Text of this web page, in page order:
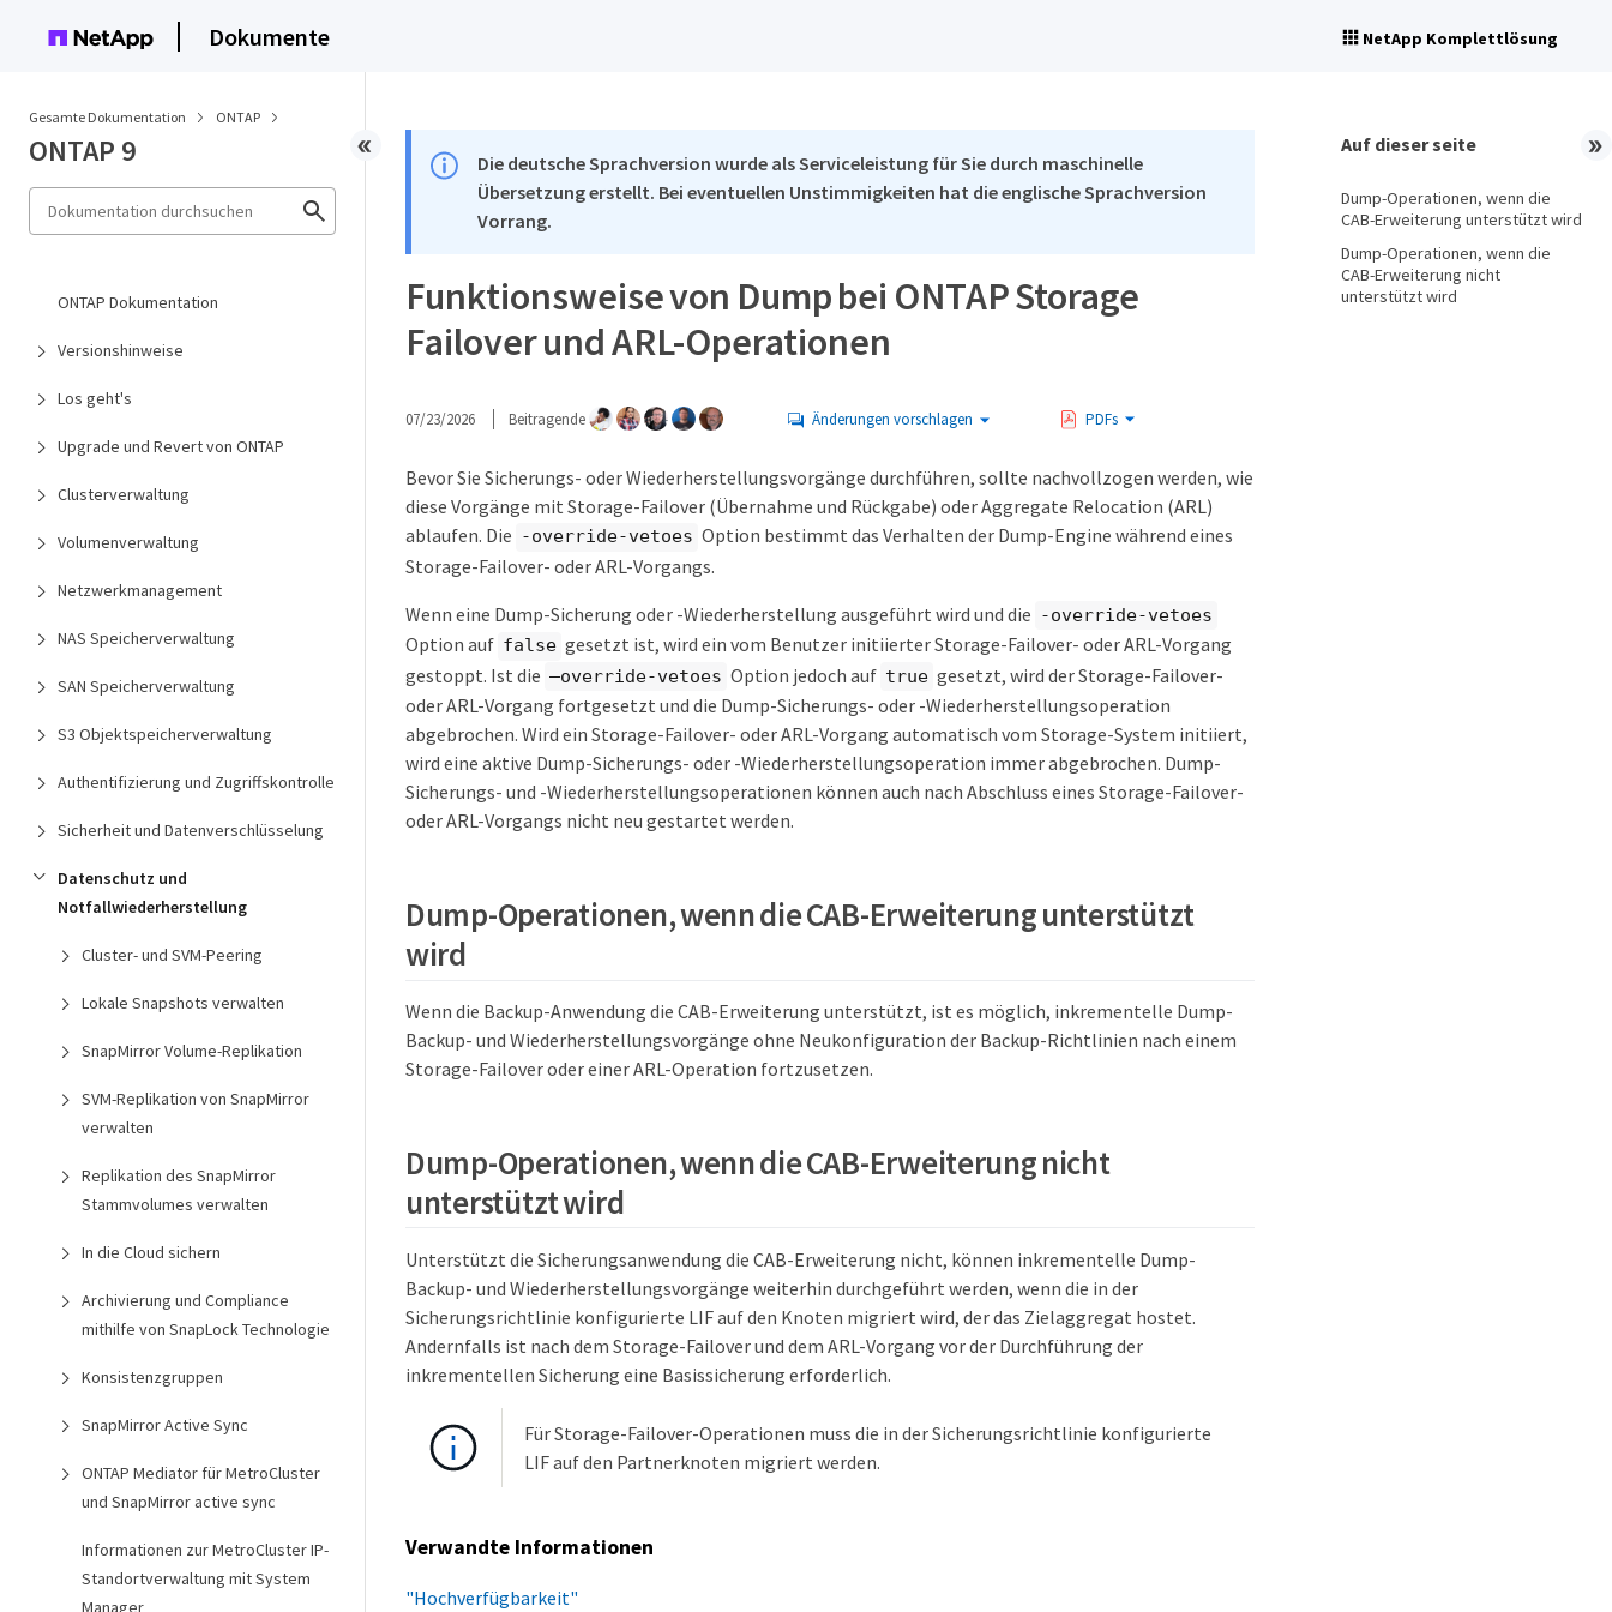
Dokumente NetApp Komplettlösung
Gesamte Dokumentation ONTAP
ONTAP 9
ONTAP Dokumentation
Versionshinweise
Los geht's
Upgrade und Revert von ONTAP
Clusterverwaltung
Volumenverwaltung
Netzwerkmanagement
NAS Speicherverwaltung
SAN Speicherverwaltung
S3 Objektspeicherverwaltung
Authentifizierung und Zugriffskontrolle
Sicherheit und Datenverschlüsselung
Datenschutz und
Notfallwiederherstellung
Cluster- und SVM-Peering
Lokale Snapshots verwalten
SnapMirror Volume-Replikation
SVM-Replikation von SnapMirror
verwalten
Replikation des SnapMirror
Stammvolumes verwalten
In die Cloud sichern
Archivierung und Compliance
mithilfe von SnapLock Technologie
Konsistenzgruppen
SnapMirror Active Sync
ONTAP Mediator für MetroCluster
und SnapMirror active sync
Informationen zur MetroCluster IP-
Standortverwaltung mit System
Manager
Die deutsche Sprachversion wurde als Serviceleistung für Sie durch maschinelle
Übersetzung erstellt. Bei eventuellen Unstimmigkeiten hat die englische Sprachversion
Vorrang.
Funktionsweise von Dump bei ONTAP Storage
Failover und ARL-Operationen
07/23/2026 Beitragende Änderungen vorschlagen PDFs
Bevor Sie Sicherungs- oder Wiederherstellungsvorgänge durchführen, sollte nachvollzogen werden, wie
diese Vorgänge mit Storage-Failover (Übernahme und Rückgabe) oder Aggregate Relocation (ARL)
ablaufen. Die -override-vetoes Option bestimmt das Verhalten der Dump-Engine während eines
Storage-Failover- oder ARL-Vorgangs.
Wenn eine Dump-Sicherung oder -Wiederherstellung ausgeführt wird und die -override-vetoes
Option auf false gesetzt ist, wird ein vom Benutzer initiierter Storage-Failover- oder ARL-Vorgang
gestoppt. Ist die –override-vetoes Option jedoch auf true gesetzt, wird der Storage-Failover-
oder ARL-Vorgang fortgesetzt und die Dump-Sicherungs- oder -Wiederherstellungsoperation
abgebrochen. Wird ein Storage-Failover- oder ARL-Vorgang automatisch vom Storage-System initiiert,
wird eine aktive Dump-Sicherungs- oder -Wiederherstellungsoperation immer abgebrochen. Dump-
Sicherungs- und -Wiederherstellungsoperationen können auch nach Abschluss eines Storage-Failover-
oder ARL-Vorgangs nicht neu gestartet werden.
Dump-Operationen, wenn die CAB-Erweiterung unterstützt
wird
Wenn die Backup-Anwendung die CAB-Erweiterung unterstützt, ist es möglich, inkrementelle Dump-
Backup- und Wiederherstellungsvorgänge ohne Neukonfiguration der Backup-Richtlinien nach einem
Storage-Failover oder einer ARL-Operation fortzusetzen.
Dump-Operationen, wenn die CAB-Erweiterung nicht
unterstützt wird
Unterstützt die Sicherungsanwendung die CAB-Erweiterung nicht, können inkrementelle Dump-
Backup- und Wiederherstellungsvorgänge weiterhin durchgeführt werden, wenn die in der
Sicherungsrichtlinie konfigurierte LIF auf den Knoten migriert wird, der das Zielaggregat hostet.
Andernfalls ist nach dem Storage-Failover und dem ARL-Vorgang vor der Durchführung der
inkrementellen Sicherung eine Basissicherung erforderlich.
Für Storage-Failover-Operationen muss die in der Sicherungsrichtlinie konfigurierte
LIF auf den Partnerknoten migriert werden.
Verwandte Informationen
"Hochverfügbarkeit"
Auf dieser seite
Dump-Operationen, wenn die
CAB-Erweiterung unterstützt wird
Dump-Operationen, wenn die
CAB-Erweiterung nicht
unterstützt wird